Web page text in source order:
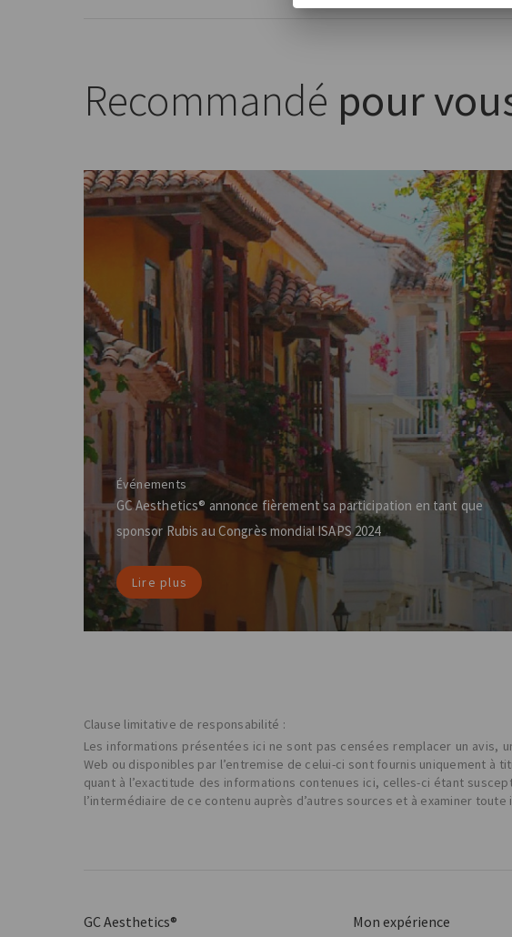
Recommandé pour
Événements
GC Aesthetics® annonce fièrement sa participation en tant que
sponsor Rubis au Congrès mondial ISAPS 2024
Lire plus
Clause limitative de responsabilité :
Les informations présentées ici ne sont pas censées remplacer un
Web ou disponibles par l’entremise de celui-ci sont fournis uniquement à
quant à l’exactitude des informations contenues ici, celles-ci étant
l’intermédiaire de ce contenu auprès d’autres sources et à examiner
GC Aesthetics® Mon expérience